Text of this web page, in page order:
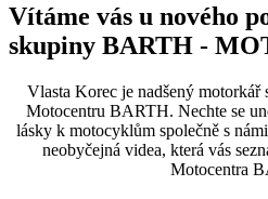
Vítáme vás u nového
skupiny BARTH -
Vlasta Korec je nadšený
Motocentru BARTH. Nechte se
lásky k motocyklům společně s
neobyčejná videa, která vás
Motocentra